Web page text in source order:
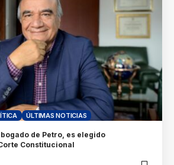
ÚLTIMAS NOTICIAS
de Petro, es elegido
Constitucional